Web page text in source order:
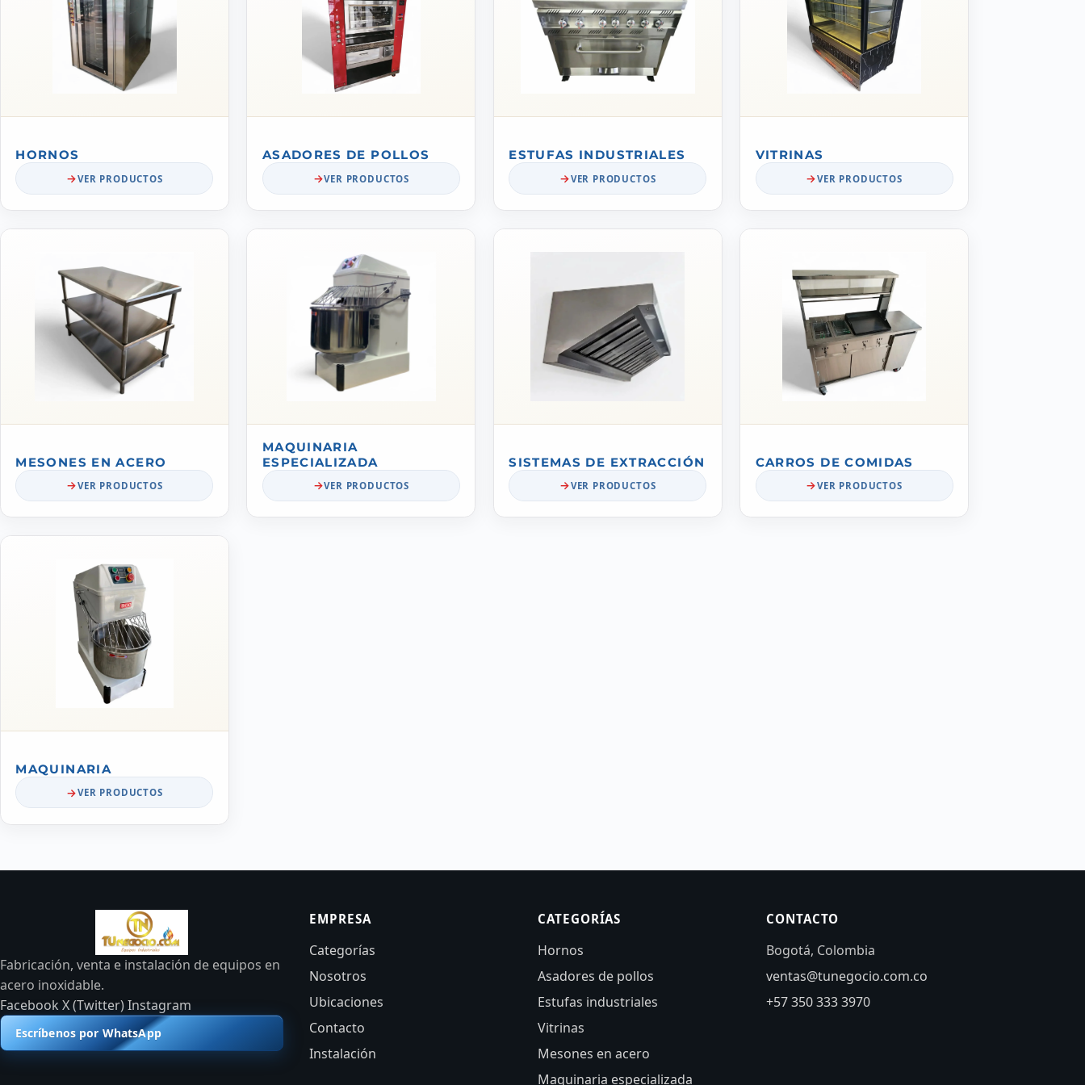
HORNOS
VER PRODUCTOS
ASADORES DE POLLOS
VER PRODUCTOS
ESTUFAS INDUSTRIALES
VER PRODUCTOS
VITRINAS
VER PRODUCTOS
MESONES EN ACERO
VER PRODUCTOS
MAQUINARIA
ESPECIALIZADA
VER PRODUCTOS
SISTEMAS DE EXTRACCIÓN
VER PRODUCTOS
CARROS DE COMIDAS
VER PRODUCTOS
MAQUINARIA
VER PRODUCTOS
Fabricación, venta e instalación de equipos en
acero inoxidable.
FacebookX (Twitter)Instagram
Escríbenos por WhatsApp
EMPRESA
Categorías
Nosotros
Ubicaciones
Contacto
Instalación
CATEGORÍAS
Hornos
Asadores de pollos
Estufas industriales
Vitrinas
Mesones en acero
Maquinaria especializada
CONTACTO
Bogotá, Colombia
ventas@tunegocio.com.co
+57 350 333 3970